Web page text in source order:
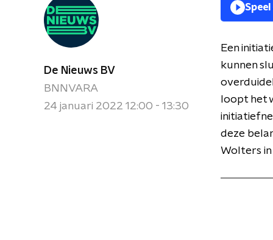
De Nieuws BV
BNNVARA
24 januari 2022 12:00 - 13:30
Een
kunnen
loopt het
deze
Wolters in